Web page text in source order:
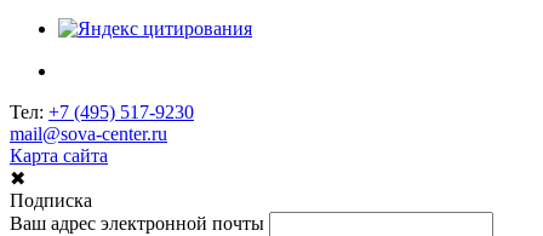
Тел: +7 (495) 517-9230
mail@sova-center.ru
Карта сайта
✖
Подписка
Ваш адрес электронной почты